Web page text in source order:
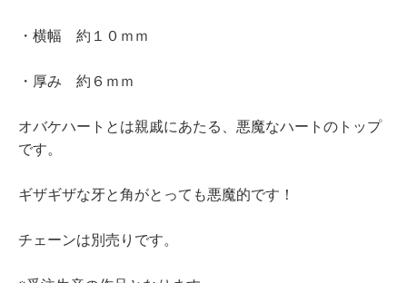
・横幅 約１０ｍｍ
・厚み 約６ｍｍ
オバケハートとは親戚にあたる、悪魔なハートのトップ
です。
ギザギザな牙と角がとっても悪魔的です！
チェーンは別売りです。